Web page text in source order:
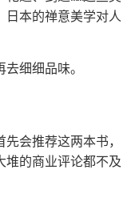
日本的禅意美学对人
细细品味。
会推荐这两本书，
堆的商业评论都不及